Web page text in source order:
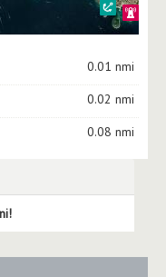
0.01 nmi
0.02 nmi
0.08 nmi